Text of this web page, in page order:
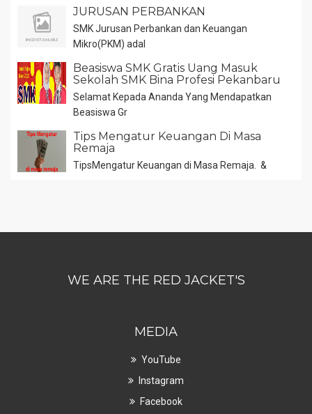
JURUSAN PERBANKAN
SMK Jurusan Perbankan dan Keuangan
Mikro(PKM) adal
Beasiswa SMK Gratis Uang Masuk
Sekolah SMK Bina Profesi Pekanbaru
Selamat Kepada Ananda Yang Mendapatkan
Beasiswa Gr
Tips Mengatur Keuangan Di Masa
Remaja
TipsMengatur Keuangan di Masa Remaja. &
WE ARE THE RED JACKET'S
MEDIA
YouTube
Instagram
Facebook